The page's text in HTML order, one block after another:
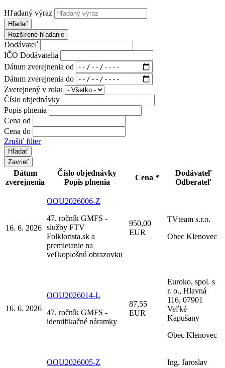
Hľadaný výraz
Hľadať
Rozšírené hľadanie
Dodávateľ
IČO Dodávatelia
Dátum zverejnenia od
Dátum zverejnenia do
Zverejnený v roku
Číslo objednávky
Popis plnenia
Cena od
Cena do
Zrušiť filter
Zavrieť
Dátum
zverejnenia
Číslo objednávky
Popis plnenia
Cena *
Dodávateľ
Odberateľ
16. 6. 2026
OOU2026006-Z
47. ročník GMFS -
služby FTV
Folklorista.sk a
premietanie na
veľkoplošnú obrazovku
950,00
EUR
TVteam s.r.o.
Obec Klenovec
16. 6. 2026
OOU2026014-L
47. ročník GMFS -
identifikačné náramky
87,55
EUR
Euroko, spol. s
r. o., Hlavná
116, 07901
Veľké
Kapušany
Obec Klenovec
OOU2026005-Z
Ing. Jaroslav